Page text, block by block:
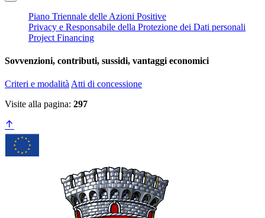
Piano Triennale delle Azioni Positive
Privacy e Responsabile della Protezione dei Dati personali
Project Financing
Sovvenzioni, contributi, sussidi, vantaggi economici
Criteri e modalità Atti di concessione
Visite alla pagina: 297